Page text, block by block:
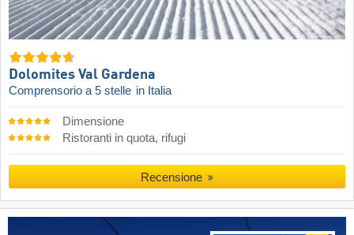
Dolomites Val Gardena
Comprensorio a 5 stelle in Italia
Dimensione
Ristoranti in quota, rifugi
Recensione